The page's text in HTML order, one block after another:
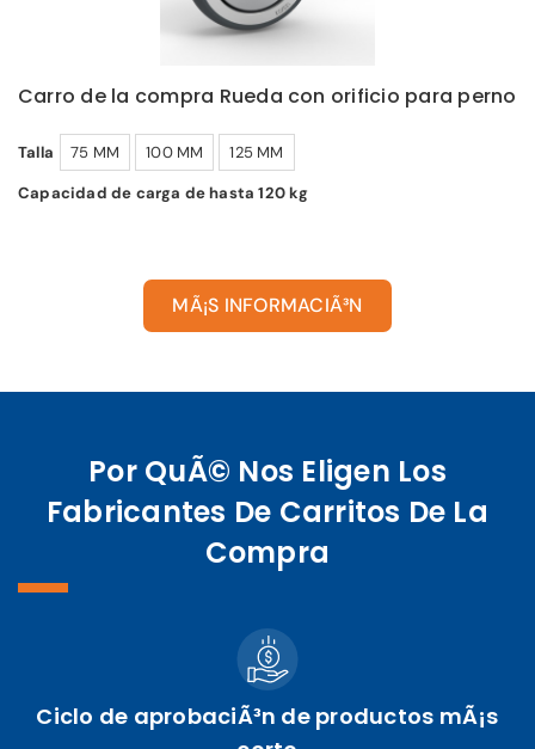
Carro de la compra Rueda con orificio para perno
Talla 75 MM 100 MM
125 MM
Capacidad de carga de hasta 120 kg
MÃ¡S INFORMACIÃ³N
Por QuÃ© Nos Eligen Los
Fabricantes De Carritos De La
Compra
Ciclo de aprobaciÃ³n de productos mÃ¡s